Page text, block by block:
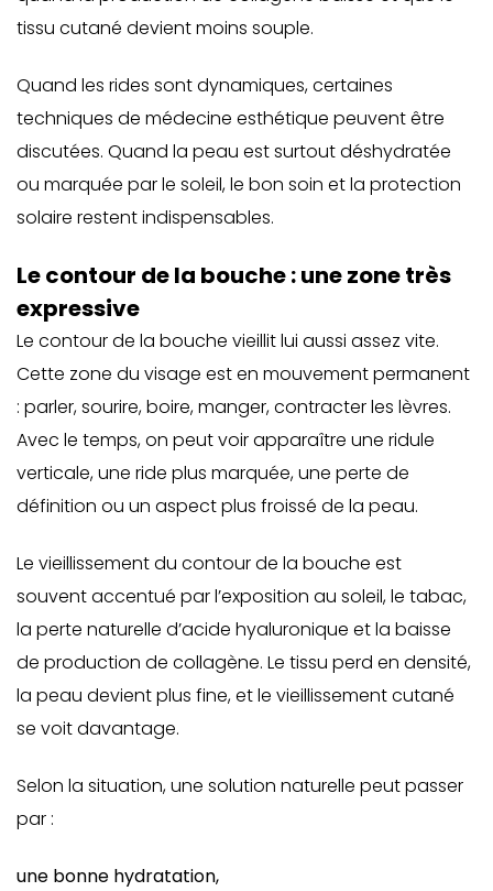
tissu cutané devient moins souple.
Quand les rides sont dynamiques, certaines
techniques de médecine esthétique peuvent être
discutées. Quand la peau est surtout déshydratée
ou marquée par le soleil, le bon soin et la protection
solaire restent indispensables.
Le contour de la bouche : une zone très
expressive
Le contour de la bouche vieillit lui aussi assez vite.
Cette zone du visage est en mouvement permanent
: parler, sourire, boire, manger, contracter les lèvres.
Avec le temps, on peut voir apparaître une ridule
verticale, une ride plus marquée, une perte de
définition ou un aspect plus froissé de la peau.
Le vieillissement du contour de la bouche est
souvent accentué par l’exposition au soleil, le tabac,
la perte naturelle d’acide hyaluronique et la baisse
de production de collagène. Le tissu perd en densité,
la peau devient plus fine, et le vieillissement cutané
se voit davantage.
Selon la situation, une solution naturelle peut passer
par :
une bonne hydratation,